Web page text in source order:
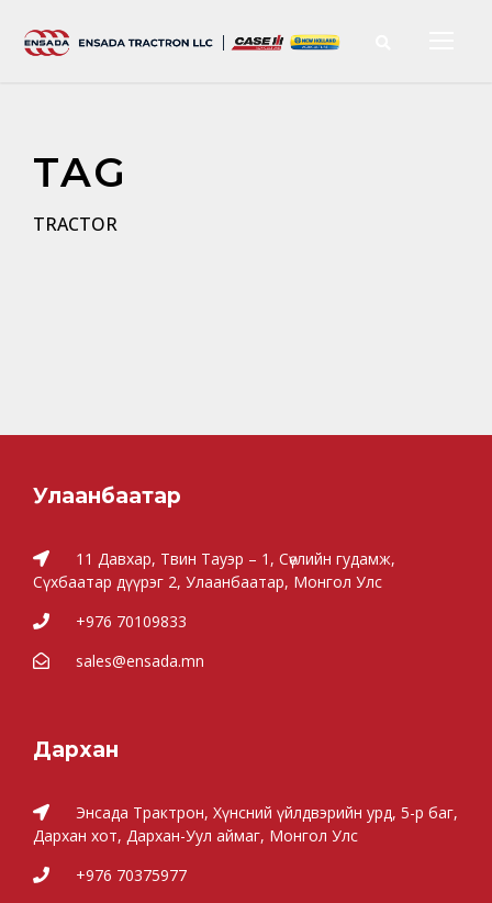
TAG
TRACTOR
Улаанбаатар
11 Давхар, Твин Тауэр – 1, Сөүлийн гудамж,
Сүхбаатар дүүрэг 2, Улаанбаатар, Монгол Улс
+976 70109833
sales@ensada.mn
Дархан
Энсада Трактрон, Хүнсний үйлдвэрийн урд, 5-р баг,
Дархан хот, Дархан-Уул аймаг, Монгол Улс
+976 70375977